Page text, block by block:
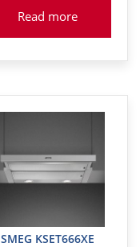
Read more
SMEG KSET666XE